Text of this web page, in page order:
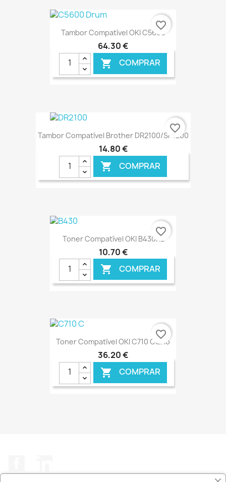
€ ONLINE
Tambor Compatível OKI C5600
64,30 €
 COMPRAR
€ ONLINE
favorite_border
Tambor Compatível Brother DR2100/SP1200
14,80 €
 COMPRAR
€ ONLINE
favorite_border
Toner Compatível OKI B430XL
10,70 €
 COMPRAR
€ ONLINE
favorite_border
Toner Compatível OKI C710 Ciano
36,20 €
 COMPRAR
favorite_border